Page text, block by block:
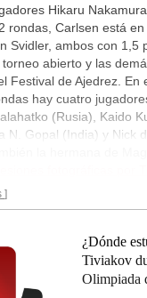
Hikaru
rondas, Carlsen está
Svidler, ambos con 1,5
abierto y las
Festival de Ajedrez. En
hay cuatro
(Rusia), Kaido
N. Gopal (India) y Nick
¿Dónde
Tiviakov
Olimpiada